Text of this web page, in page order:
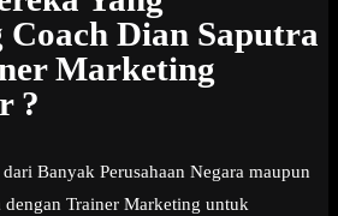
Coach Dian Saputra
Marketing
?
Banyak Perusahaan Negara maupun
dengan Trainer Marketing untuk